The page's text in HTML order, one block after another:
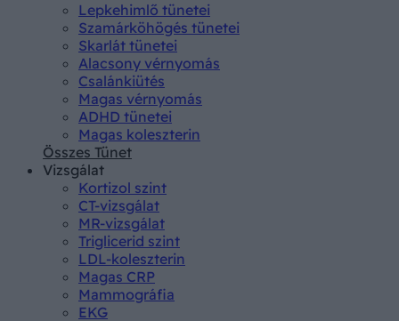
Lepkehimlő tünetei
Szamárköhögés tünetei
Skarlát tünetei
Alacsony vérnyomás
Csalánkiütés
Magas vérnyomás
ADHD tünetei
Magas koleszterin
Összes Tünet
Vizsgálat
Kortizol szint
CT-vizsgálat
MR-vizsgálat
Triglicerid szint
LDL-koleszterin
Magas CRP
Mammográfia
EKG